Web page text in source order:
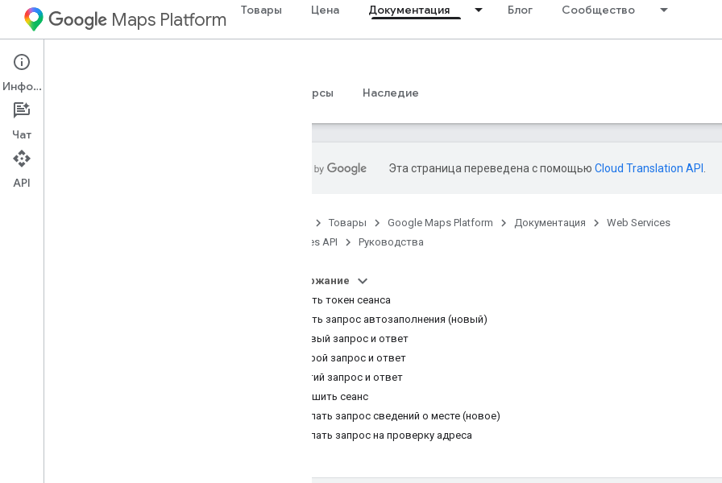
Maps Platform Товары Цена Документация Блог Сообщество
Web Services
Руководства Ресурсы Наследие
Эта страница переведена с помощью Cloud Translation API
Товары Google Maps Platform Документация
Web Services
Places API
Руководства
Содержание
Создать токен сеанса
Сделать запрос автозаполнения (новый)
Первый запрос и ответ
Второй запрос и ответ
Третий запрос и ответ
Завершить сеанс
Сделать запрос сведений о месте (новое)
Сделать запрос на проверку адреса
Информация
Чат
API